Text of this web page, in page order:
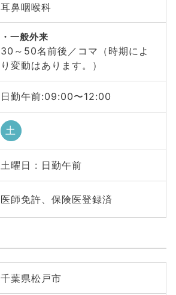
耳鼻咽喉科
一般外来
30～50名前後／コマ（時期によ
り変動はあります。）
日勤午前:09:00〜12:00
土
土曜日 : 日勤午前
医師免許、保険医登録済
千葉県松戸市